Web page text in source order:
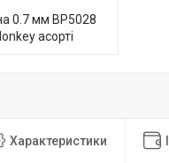
0.7 мм BP5028
асорті
Характеристики